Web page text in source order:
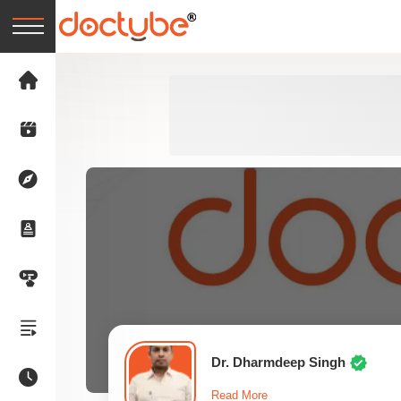
Dr. Dharmdeep Singh
Read More